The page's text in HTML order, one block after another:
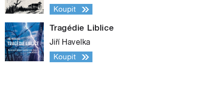
Koupit
Tragédie Liblice
Jiří Havelka
Koupit